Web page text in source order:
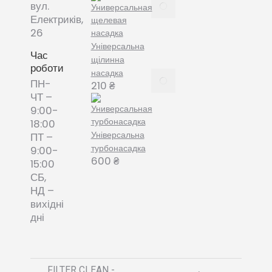
вул.
Електриків,
26
Час
роботи
ПН-
ЧТ –
9:00-
18:00
ПТ –
9:00-
15:00
СБ,
НД –
вихідні
дні
Універсальна
щілинна
насадка
210 ₴
Універсальна
турбонасадка
600 ₴